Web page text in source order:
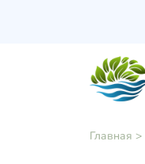
Главная >